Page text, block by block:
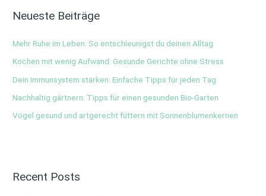
Neueste Beiträge
Mehr Ruhe im Leben: So entschleunigst du deinen Alltag
Kochen mit wenig Aufwand: Gesunde Gerichte ohne Stress
Dein Immunsystem stärken: Einfache Tipps für jeden Tag
Nachhaltig gärtnern: Tipps für einen gesunden Bio-Garten
Vögel gesund und artgerecht füttern mit Sonnenblumenkernen
Recent Posts